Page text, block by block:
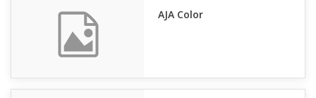
AJA Color